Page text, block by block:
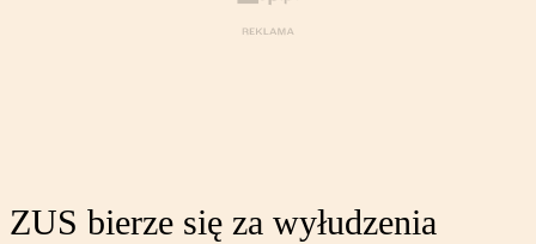
ZUS bierze się za wyłudzenia